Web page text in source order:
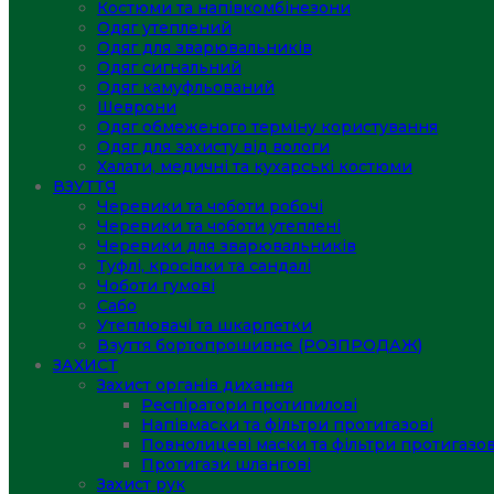
Костюми та напівкомбінезони
Одяг утеплений
Одяг для зварювальників
Одяг сигнальний
Одяг камуфльований
Шеврони
Одяг обмеженого терміну користування
Одяг для захисту від вологи
Халати, медичні та кухарські костюми
ВЗУТТЯ
Черевики та чоботи робочі
Черевики та чоботи утеплені
Черевики для зварювальників
Туфлі, кросівки та сандалі
Чоботи гумові
Сабо
Утеплювачі та шкарпетки
Взуття бортопрошивне (РОЗПРОДАЖ)
ЗАХИСТ
Захист органів дихання
Респіратори протипилові
Напівмаски та фільтри протигазові
Повнолицеві маски та фільтри
Протигази шлангові
Захист рук